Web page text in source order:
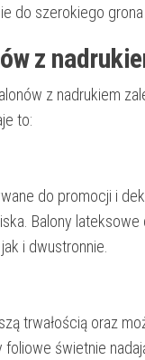
do szerokiego
z
z nadrukiem
to:
do promocji i
Balony
i dwustronnie.
trwałością oraz
świetnie